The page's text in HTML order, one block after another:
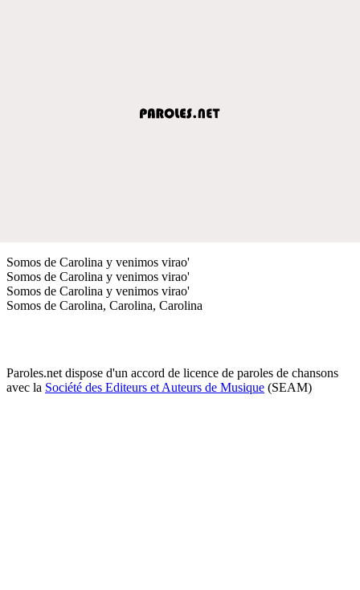
Somos de Carolina y venimos virao'
Somos de Carolina y venimos virao'
Somos de Carolina y venimos virao'
Somos de Carolina, Carolina, Carolina
Paroles.net dispose d'un accord de licence de paroles de chansons
avec la Société des Editeurs et Auteurs de Musique (SEAM)